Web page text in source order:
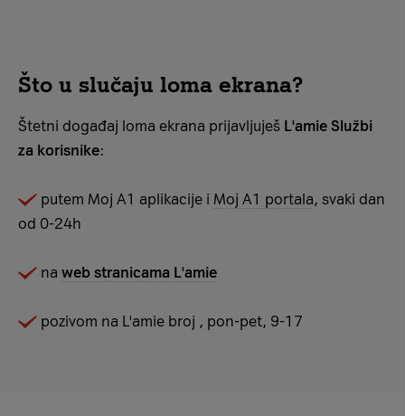
Što u slučaju loma ekrana?
Štetni događaj loma ekrana prijavljuješ L'amie Službi
za korisnike:
putem Moj A1 aplikacije i Moj A1 portala, svaki dan
od 0-24h
na web stranicama L'amie
pozivom na L'amie broj , pon-pet, 9-17